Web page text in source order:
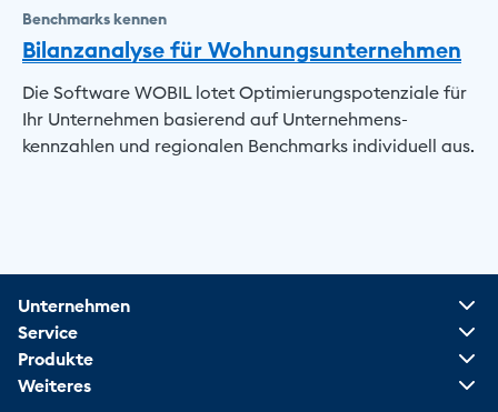
Benchmarks kennen
Bilanzanalyse für Wohnungsunternehmen
Die Software WOBIL lotet Optimierungspotenziale für
Ihr Unternehmen basierend auf Unternehmens­
kennzahlen und regionalen Benchmarks individuell aus.
Unternehmen
Service
Produkte
Weiteres